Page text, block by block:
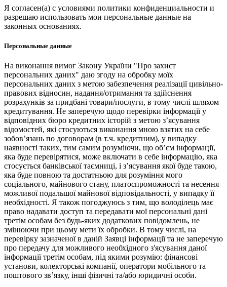
Я согласен(а) с условиями политики конфиденциальности и
разрешаю использовать мои персональные данные на
законных основаниях.
Персональные данные
На виконання вимог Закону України "Про захист
персональних даних" даю згоду на обробку моїх
персональних даних з метою забезпечення реалізації цивільно-
правових відносин, надання/отримання та здійснення
розрахунків за придбані товари/послуги, в тому числі шляхом
кредитування. Не заперечую щодо перевірки інформації у
відповідних бюро кредитних історій з метою з’ясування
відомостей, які стосуються виконання мною взятих на себе
зобов’язань по договорам (в т.ч. кредитним), у випадку
наявності таких, тим самим розуміючи, що об’єм інформації,
яка буде перевірятися, може включати в себе інформацію, яка
стосується банківської таємниці, і з’ясування якої буде такою,
яка буде повною та достатньою для розуміння мого
соціального, майнового стану, платоспроможності та несення
можливої подальшої майнової відповідальності, у випадку її
необхідності. Я також погоджуюсь з тим, що володілець має
право надавати доступ та передавати мої персональні дані
третім особам без будь-яких додаткових повідомлень, не
змінюючи при цьому мети їх обробки. В тому числі, на
перевірку зазначеної в даній Заявці інформації та не заперечую
про передачу для можливого необхідного з'ясування даної
інформації третім особам, під якими розумію: фінансові
установи, колекторські компанії, оператори мобільного та
поштового зв’язку, інші фізичні та/або юридичні особи.